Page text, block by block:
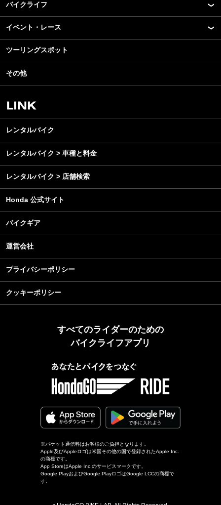
New Model Show
モデル情報
カスタマイズパーツ
テクノロジー
名車・旧車
ビジネス
バイクライフ
アプリ
ライディングギア
ツーリング
アウトドア
レンタルバイク
イベント・レース
モータースポーツ
イベント
スクール・レッスン
ツーリングスポット
その他
レンタルバイク
レンタルバイク > 車種と料金
レンタルバイク > 店舗検索
Honda 公式サイト
バイクギア
運営会社
プライバシーポリシー
クッキーポリシー
すべてのライダーのための
バイクライフアプリ
※パケット通信料はお客様のご負担となります。
Apple及びAppleロゴは米国その他の国で登録されたApple Inc.
の商標です。
App StoreはApple Inc.のサービスマークです。
Google PlayおよびGoogle PlayロゴはGoogle LCCの商標で
す。